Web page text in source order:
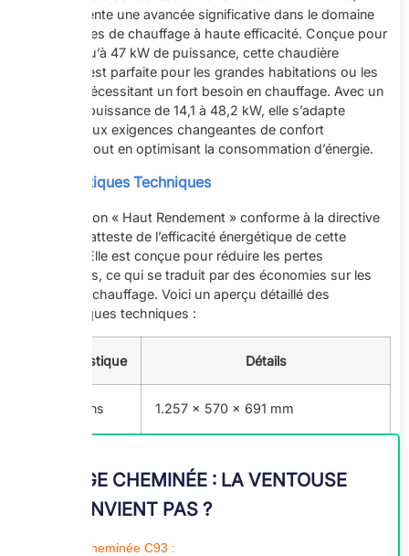
SOL représente une avancée significative dans le domaine
des systèmes de chauffage à haute efficacité. Conçue pour
fournir jusqu’à 47 kW de puissance, cette chaudière
modulante est parfaite pour les grandes habitations ou les
bâtiments nécessitant un fort besoin en chauffage. Avec un
spectre de puissance de 14,1 à 48,2 kW, elle s’adapte
facilement aux exigences changeantes de confort
thermique, tout en optimisant la consommation d’énergie.
Caractéristiques Techniques
La certification « Haut Rendement » conforme à la directive
92/42 CEE atteste de l’efficacité énergétique de cette
chaudière. Elle est conçue pour réduire les pertes
énergétiques, ce qui se traduit par des économies sur les
factures de chauffage. Voici un aperçu détaillé des
caractéristiques techniques :
Caractéristique Détails
Dimensions
1.257 x 570 x 691 mm
Puissance
47
5 ans sur l’échangeur et 2 ans sur
TUBAGE CHEMINÉE : LA VENTOUSE
NE CONVIENT PAS ?
Tubage Cheminée C93 :